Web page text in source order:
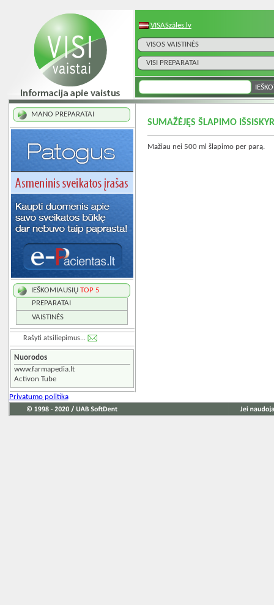
VISASzāles.lv
VISOS VAISTINĖS
VISI PREPARATAI
MANO PREPARATAI
IEŠKOMIAUSIŲ TOP 5
PREPARATAI
VAISTINĖS
Rašyti atsiliepimus...
Nuorodos
www.farmapedia.lt
Activon Tube
SUMAŽĖJĘS ŠLAPIMO
Mažiau nei 500 ml šlapimo per parą.
Privatumo politika